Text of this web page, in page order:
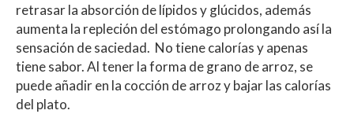
retrasar la absorción de lípidos y glúcidos, además
aumenta la repleción del estómago prolongando así la
sensación de saciedad. No tiene calorías y apenas
tiene sabor. Al tener la forma de grano de arroz, se
puede añadir en la cocción de arroz y bajar las calorías
del plato.